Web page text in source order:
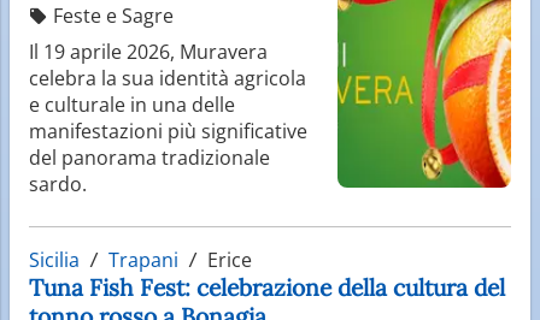
Feste e Sagre
Il 19 aprile 2026, Muravera
celebra la sua identità agricola
e culturale in una delle
manifestazioni più significative
del panorama tradizionale
sardo.
Sicilia Trapani Erice
Tuna Fish Fest: celebrazione della cultura del